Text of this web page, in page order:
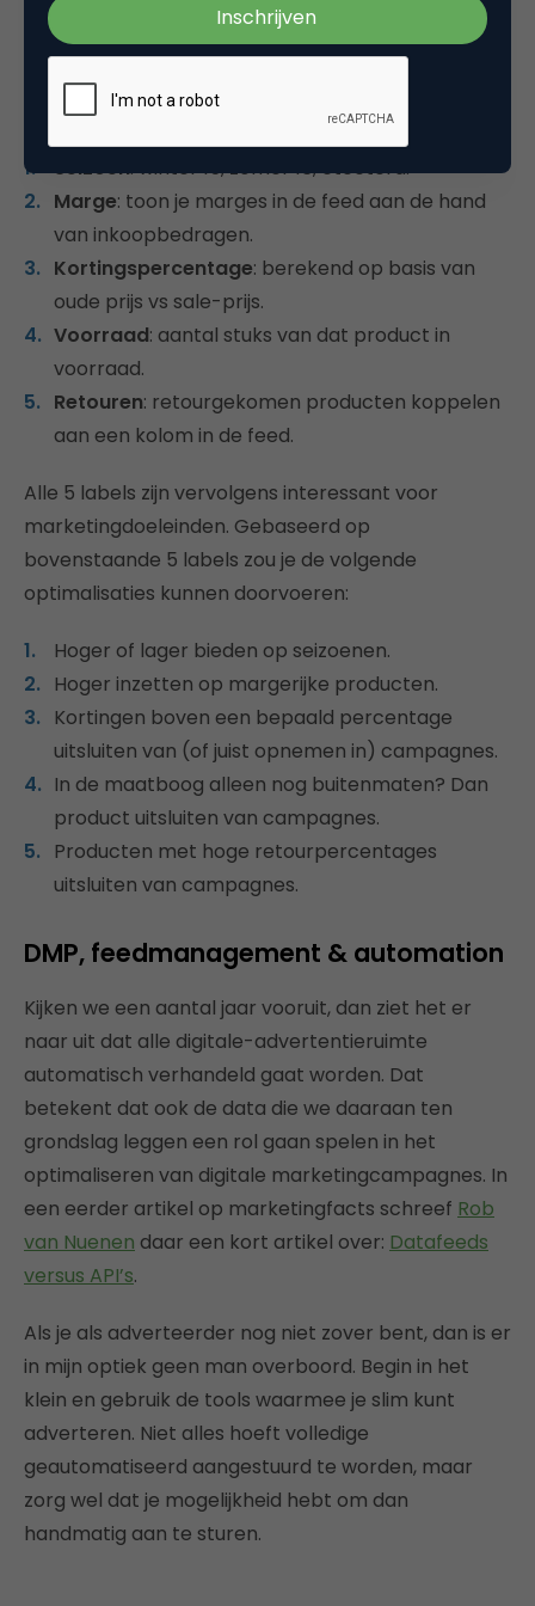
Ik deel graag een aantal handige labels met je die
voor het merendeel van de adverteerders
interessant zijn om aan een producten in een
datafeed toe te kennen.
Seizoen: winter 15, zomer 16, etcetera.
Marge: toon je marges in de feed aan de hand
van inkoopbedragen.
Kortingspercentage: berekend op basis van
oude prijs vs sale-prijs.
Voorraad: aantal stuks van dat product in
voorraad.
Retouren: retourgekomen producten koppelen
aan een kolom in de feed.
Alle 5 labels zijn vervolgens interessant voor
marketingdoeleinden. Gebaseerd op
bovenstaande 5 labels zou je de volgende
optimalisaties kunnen doorvoeren:
Hoger of lager bieden op seizoenen.
Hoger inzetten op margerijke producten.
Kortingen boven een bepaald percentage
uitsluiten van (of juist opnemen in) campagnes.
In de maatboog alleen nog buitenmaten? Dan
product uitsluiten van campagnes.
Producten met hoge retourpercentages
uitsluiten van campagnes.
DMP, feedmanagement & automation
Kijken we een aantal jaar vooruit, dan ziet het er
naar uit dat alle digitale-advertentieruimte
automatisch verhandeld gaat worden. Dat
betekent dat ook de data die we daaraan ten
grondslag leggen een rol gaan spelen in het
optimaliseren van digitale marketingcampagnes. In
een eerder artikel op marketingfacts schreef Rob
van Nuenen daar een kort artikel over: Datafeeds
versus API’s.
Als je als adverteerder nog niet zover bent, dan is er
in mijn optiek geen man overboord. Begin in het
klein en gebruik de tools waarmee je slim kunt
adverteren. Niet alles hoeft volledige
geautomatiseerd aangestuurd te worden, maar
zorg wel dat je mogelijkheid hebt om dan
handmatig aan te sturen.